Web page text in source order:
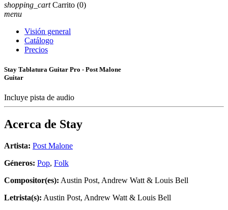
shopping_cart Carrito (0)
menu
Visión general
Catálogo
Precios
Stay Tablatura Guitar Pro - Post Malone
Guitar
Incluye pista de audio
Acerca de Stay
Artista: Post Malone
Géneros: Pop, Folk
Compositor(es): Austin Post, Andrew Watt & Louis Bell
Letrista(s): Austin Post, Andrew Watt & Louis Bell